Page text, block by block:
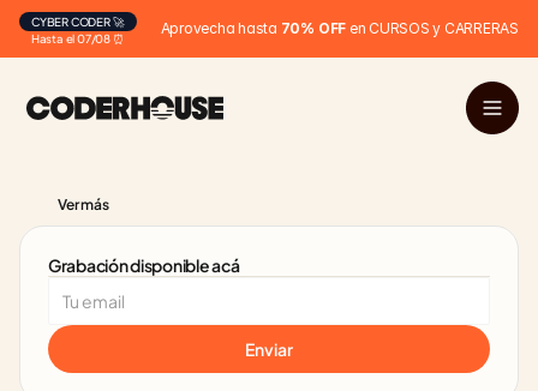
Hasta el 07/08 ⏰
CYBER CODER 🚀 Aprovecha hasta 70% OFF en CURSOS y CARRERAS
Ver más
Grabación disponible acá
Enviar